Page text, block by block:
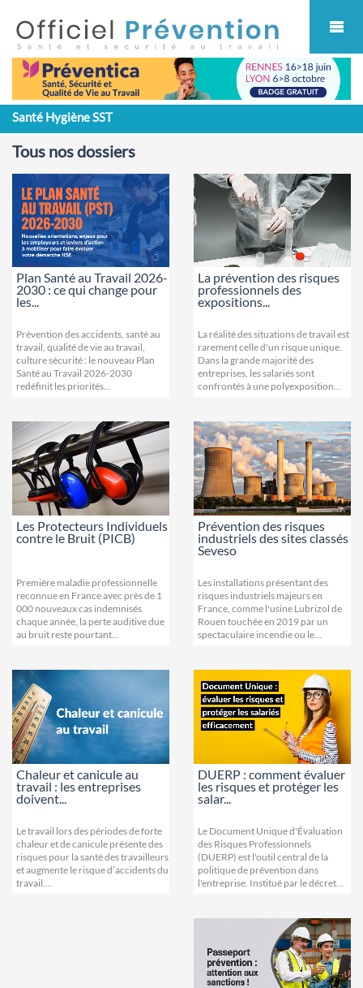
Santé Hygiène SST
Tous nos dossiers
Plan Santé au Travail 2026-
2030 : ce qui change pour
les...
Prévention des accidents, santé au
travail, qualité de vie au travail,
culture sécurité : le nouveau Plan
Santé au Travail 2026-2030
redéfinit les priorités...
La prévention des risques
professionnels des
expositions...
La réalité des situations de travail est
rarement celle d'un risque unique.
Dans la grande majorité des
entreprises, les salariés sont
confrontés à une polyexposition...
Les Protecteurs Individuels
contre le Bruit (PICB)
Première maladie professionnelle
reconnue en France avec près de 1
000 nouveaux cas indemnisés
chaque année, la perte auditive due
au bruit reste pourtant...
Prévention des risques
industriels des sites classés
Seveso
Les installations présentant des
risques industriels majeurs en
France, comme l'usine Lubrizol de
Rouen touchée en 2019 par un
spectaculaire incendie ou le...
Chaleur et canicule au
travail : les entreprises
doivent...
Le travail lors des périodes de forte
chaleur et de canicule présente des
risques pour la santé des travailleurs
et augmente le risque d’accidents du
travail....
DUERP : comment évaluer
les risques et protéger les
salar...
Le Document Unique d'Évaluation
des Risques Professionnels
(DUERP) est l'outil central de la
politique de prévention dans
l'entreprise. Institué par le décret...